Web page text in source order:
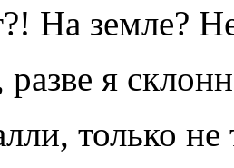
На земле?
я
только не